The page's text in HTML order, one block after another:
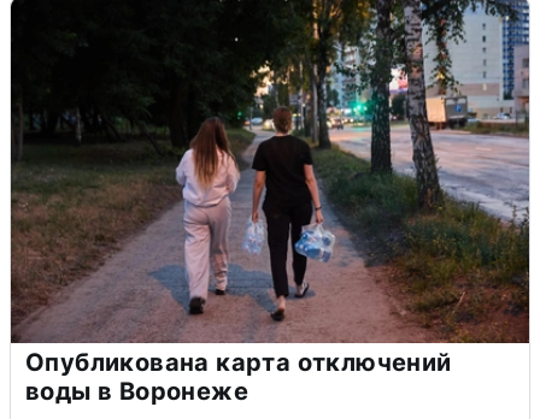
Опубликована карта отключений
воды в Воронеже